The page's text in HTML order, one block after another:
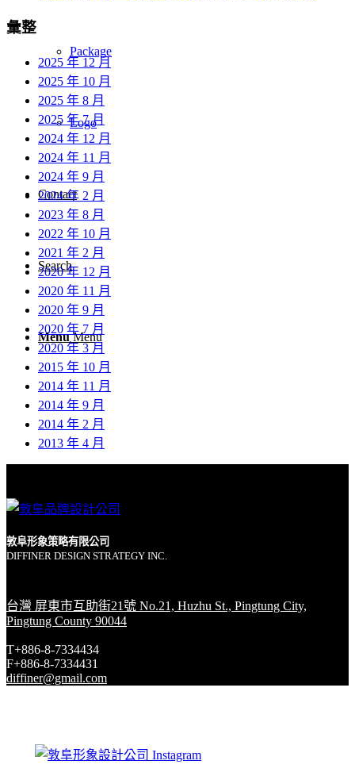
Package
Logo
Contact
Search
Menu Menu
彙整
2025 年 12 月
2025 年 10 月
2025 年 8 月
2025 年 7 月
2024 年 12 月
2024 年 11 月
2024 年 9 月
2024 年 2 月
2023 年 8 月
2022 年 10 月
2021 年 2 月
2020 年 12 月
2020 年 11 月
2020 年 9 月
2020 年 7 月
2020 年 3 月
2015 年 10 月
2014 年 11 月
2014 年 9 月
2014 年 2 月
2013 年 4 月
敦阜形象策略有限公司
DIFFINER DESIGN STRATEGY INC.
台灣 屏東市互助街21號 No.21, Huzhu St., Pingtung City,
Pingtung County 90044
T+886-8-7334434
F+886-8-7334431
diffiner@gmail.com